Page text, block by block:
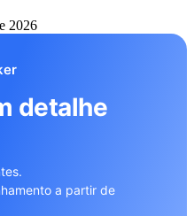
2026
detalhe
a partir de